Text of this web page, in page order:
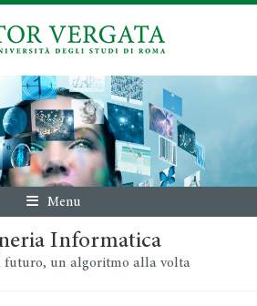
Menu
Informatica
futuro, un algoritmo alla volta